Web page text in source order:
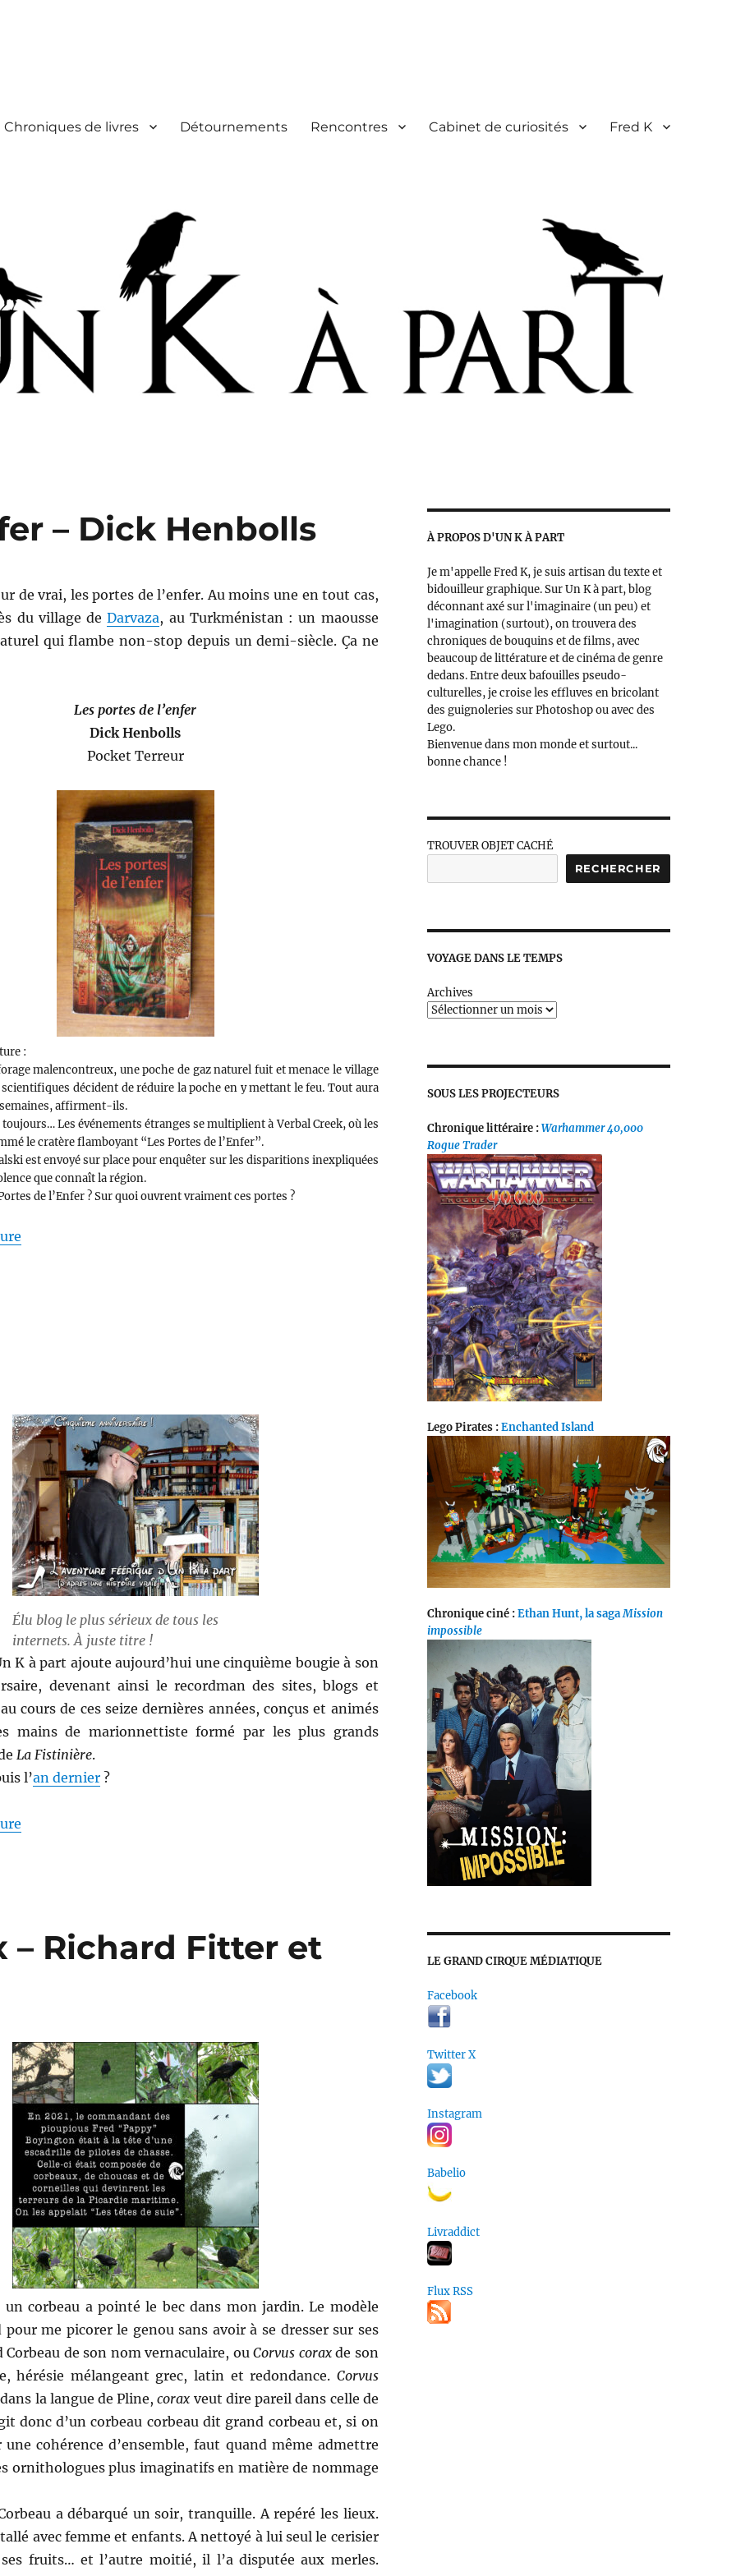
Chroniques de livres Détournements Rencontres Cabinet de curiosités Fred K
– Dick Henbolls
de vrai, les portes de l’enfer. Au moins une en tout cas,
du village deDarvaza, au Turkménistan : un maousse
qui flambe non-stop depuis un demi-siècle. Ça ne
Les portes de l’enfer
Dick Henbolls
Pocket Terreur
:
malencontreux, une poche de gaz naturel fuit et menace le village
scientifiques décident de réduire la poche en y mettant le feu. Tout aura
affirment-ils.
Les événements étranges se multiplient à Verbal Creek, où les
le cratère flamboyant “Les Portes de l’Enfer”.
est envoyé sur place pour enquêter sur les disparitions inexpliquées
que connaît la région.
de l’Enfer ? Sur quoi ouvrent vraiment ces portes ?
de « Les portes de l’enfer – Dick Henbolls »
Élu blog le plus sérieux de tous les
internets. À juste titre !
K à part ajoute aujourd’hui une cinquième bougie à son
devenant ainsi le recordman des sites, blogs et
cours de ces seize dernières années, conçus et animés
mains de marionnettiste formé par les plus grands
La Fistinière.
l’an dernier?
de « Cinq ans à part »
– Richard Fitter et
corbeau a pointé le bec dans mon jardin. Le modèle
pour me picorer le genou sans avoir à se dresser sur ses
Corbeau de son nom vernaculaire, ouCorvus coraxde son
hérésie mélangeant grec, latin et redondance. Corvus
la langue de Pline,corax veut dire pareil dans celle de
donc d’un corbeau corbeau dit grand corbeau et, si on
cohérence d’ensemble, faut quand même admettre
ornithologues plus imaginatifs en matière de nommage
a débarqué un soir, tranquille. A repéré les lieux.
avec femme et enfants. A nettoyé à lui seul le cerisier
fruits… et l’autre moitié, il l’a disputée aux merles.
À PROPOS D'UN K À PART
Je m'appelle Fred K, je suis artisan du texte et
bidouilleur graphique. Sur Un K à part, blog
déconnant axé sur l'imaginaire (un peu) et
l'imagination (surtout), on trouvera des
chroniques de bouquins et de films, avec
beaucoup de littérature et de cinéma de genre
dedans. Entre deux bafouilles pseudo-
culturelles, je croise les effluves en bricolant
des guignoleries sur Photoshop ou avec des
Lego.
Bienvenue dans mon monde et surtout...
bonne chance !
TROUVER OBJET CACHÉ
RECHERCHER
VOYAGE DANS LE TEMPS
Archives
SOUS LES PROJECTEURS
Chronique littéraire :Warhammer 40,000
Rogue Trader
Lego Pirates :Enchanted Island
Chronique ciné :Ethan Hunt, la sagaMission
impossible
LE GRAND CIRQUE MÉDIATIQUE
Facebook
Twitter X
Instagram
Babelio
Livraddict
Flux RSS